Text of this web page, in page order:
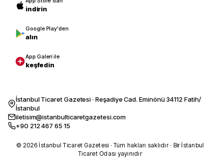
indirin
Google Play'den
alın
App Galeri ile
keşfedin
İstanbul Ticaret Gazetesi · Reşadiye Cad. Eminönü 34112 Fatih/
İstanbul
iletisim@istanbulticaretgazetesi.com
+90 212 467 65 15
© 2026 İstanbul Ticaret Gazetesi · Tüm hakları saklıdır · Bir İstanbul
Ticaret Odası yayınıdır